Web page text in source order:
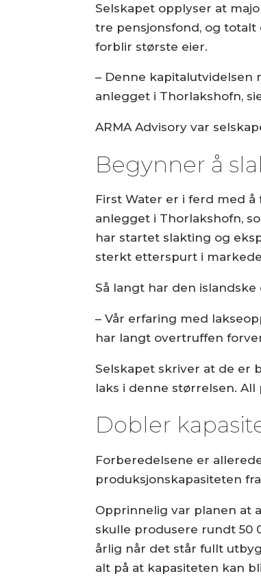
Selskapet opplyser at
tre pensjonsfond, og totalt
forblir største eier.
– Denne
anlegget i Thorlakshofn,
ARMA Advisory var
Begynner å
First Water er i ferd med
anlegget i Thorlakshofn,
har startet slakting og
sterkt etterspurt i
Så langt har den
– Vår erfaring med
har langt overtruffen
Selskapet skriver at de er
laks i denne størrelsen.
Dobler
Forberedelsene er
produksjonskapasiteten
Opprinnelig var planen at
skulle produsere rundt 50
årlig når det står fullt
alt på at kapasiteten kan